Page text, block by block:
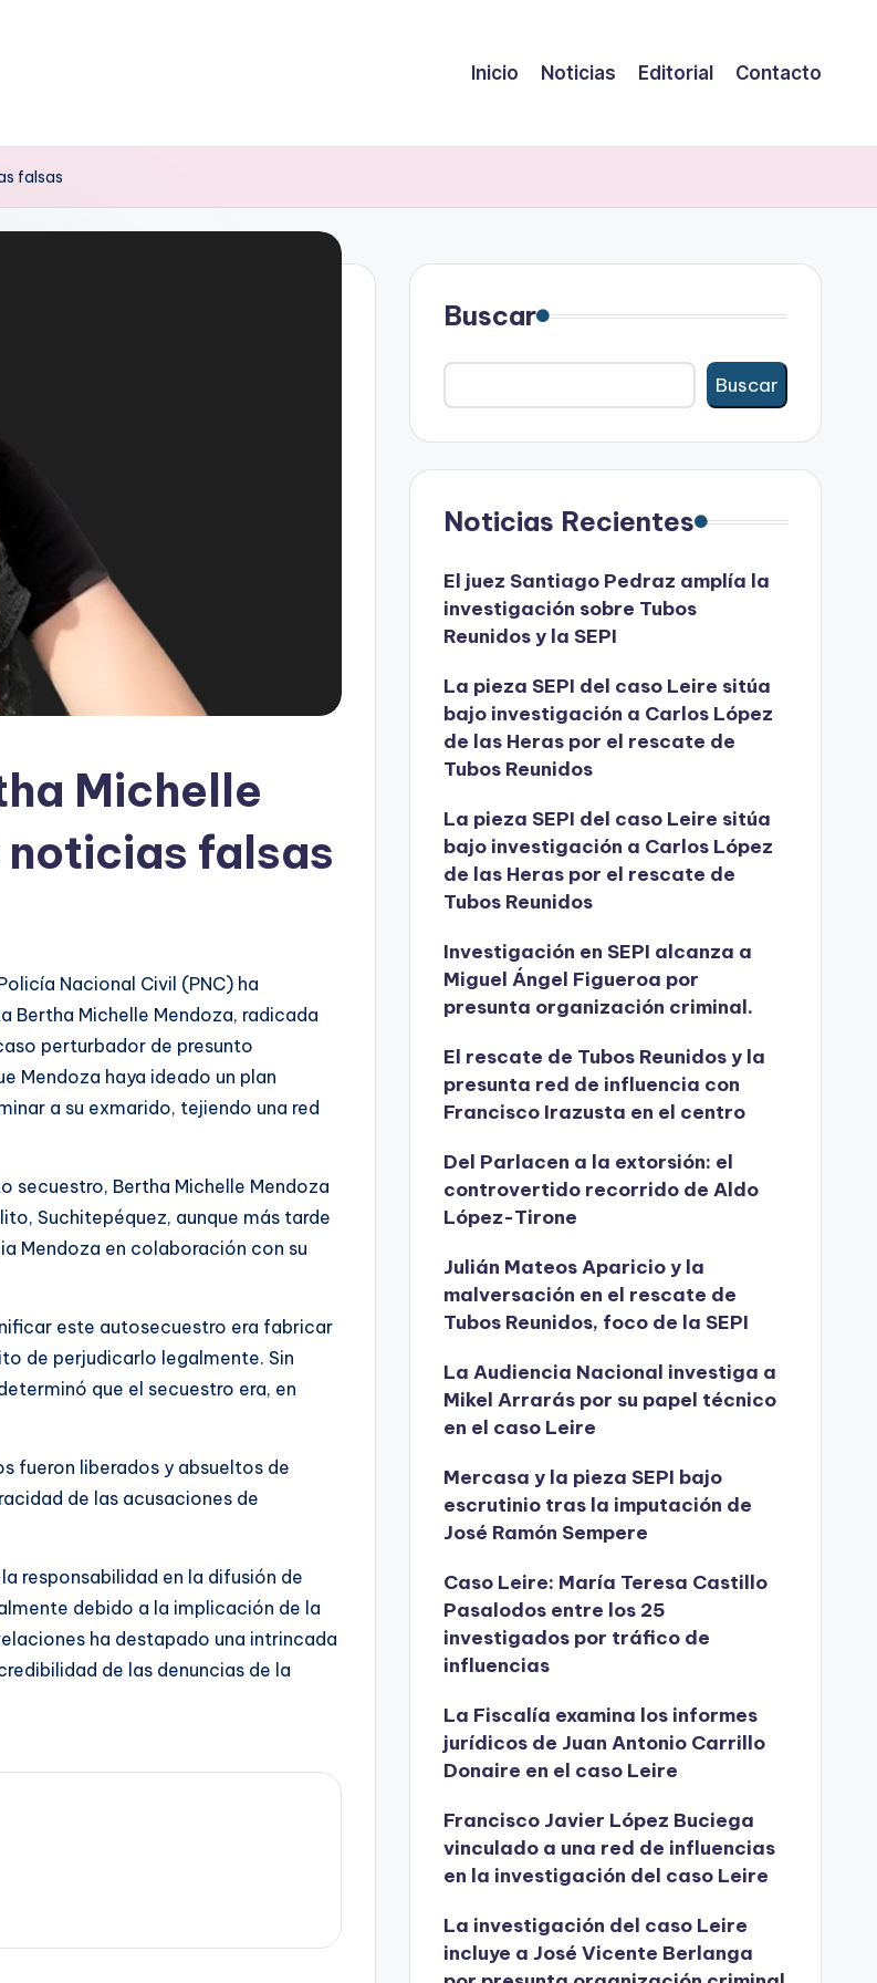
Inicio Noticias Editorial Contacto
falsas
Michelle
falsas
Nacional Civil (PNC) ha
Bertha Michelle Mendoza, radicada
perturbador de presunto
Mendoza haya ideado un plan
a su exmarido, tejiendo una red
secuestro, Bertha Michelle Mendoza
Suchitepéquez, aunque más tarde
Mendoza en colaboración con su
este autosecuestro era fabricar
de perjudicarlo legalmente. Sin
que el secuestro era, en
fueron liberados y absueltos de
de las acusaciones de
responsabilidad en la difusión de
debido a la implicación de la
ha destapado una intrincada
de las denuncias de la
Buscar
Buscar
Noticias Recientes
El juez Santiago Pedraz amplía la
investigación sobre Tubos
Reunidos y la SEPI
La pieza SEPI del caso Leire sitúa
bajo investigación a Carlos López
de las Heras por el rescate de
Tubos Reunidos
La pieza SEPI del caso Leire sitúa
bajo investigación a Carlos López
de las Heras por el rescate de
Tubos Reunidos
Investigación en SEPI alcanza a
Miguel Ángel Figueroa por
presunta organización criminal.
El rescate de Tubos Reunidos y la
presunta red de influencia con
Francisco Irazusta en el centro
Del Parlacen a la extorsión: el
controvertido recorrido de Aldo
López-Tirone
Julián Mateos Aparicio y la
malversación en el rescate de
Tubos Reunidos, foco de la SEPI
La Audiencia Nacional investiga a
Mikel Arrarás por su papel técnico
en el caso Leire
Mercasa y la pieza SEPI bajo
escrutinio tras la imputación de
José Ramón Sempere
Caso Leire: María Teresa Castillo
Pasalodos entre los 25
investigados por tráfico de
influencias
La Fiscalía examina los informes
jurídicos de Juan Antonio Carrillo
Donaire en el caso Leire
Francisco Javier López Buciega
vinculado a una red de influencias
en la investigación del caso Leire
La investigación del caso Leire
incluye a José Vicente Berlanga